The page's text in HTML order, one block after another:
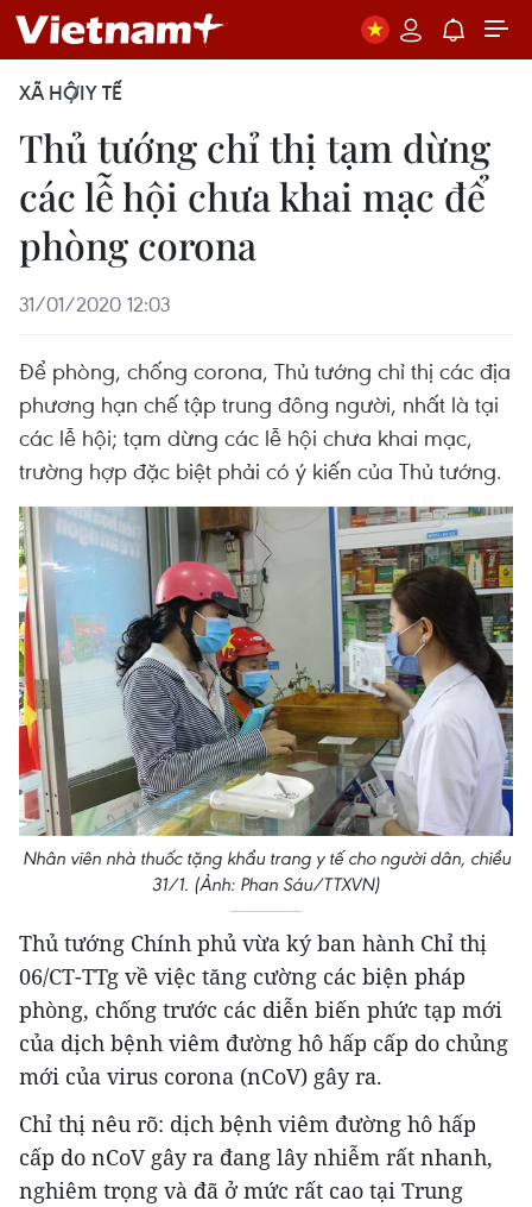
XÃ HỘIY TẾ
Thủ tướng chỉ thị tạm dừng
các lễ hội chưa khai mạc để
phòng corona
31/01/2020 12:03
Để phòng, chống corona, Thủ tướng chỉ thị các địa
phương hạn chế tập trung đông người, nhất là tại
các lễ hội; tạm dừng các lễ hội chưa khai mạc,
trường hợp đặc biệt phải có ý kiến của Thủ tướng.
Nhân viên nhà thuốc tặng khẩu trang y tế cho người dân, chiều
31/1. (Ảnh: Phan Sáu/TTXVN)
Thủ tướng Chính phủ vừa ký ban hành Chỉ thị
06/CT-TTg về việc tăng cường các biện pháp
phòng, chống trước các diễn biến phức tạp mới
của dịch bệnh viêm đường hô hấp cấp do chủng
mới của virus corona (nCoV) gây ra.
Chỉ thị nêu rõ: dịch bệnh viêm đường hô hấp
cấp do nCoV gây ra đang lây nhiễm rất nhanh,
nghiêm trọng và đã ở mức rất cao tại Trung